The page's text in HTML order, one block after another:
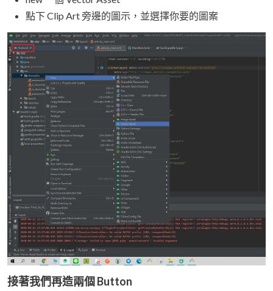
點下 Clip Art 旁邊的圖示，並選擇你要的圖案
接著我們再造兩個 Button